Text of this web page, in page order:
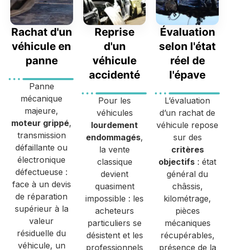
Rachat d'un
véhicule en
panne
Panne
mécanique
majeure,
moteur grippé,
transmission
défaillante ou
électronique
défectueuse :
face à un devis
de réparation
supérieur à la
valeur
résiduelle du
véhicule, un
Reprise
d'un
véhicule
accidenté
Pour les
véhicules
lourdement
endommagés,
la vente
classique
devient
quasiment
impossible : les
acheteurs
particuliers se
désistent et les
professionnels
Évaluation
selon l'état
réel de
l'épave
L’évaluation
d’un rachat de
véhicule repose
sur des
critères
objectifs : état
général du
châssis,
kilométrage,
pièces
mécaniques
récupérables,
présence de la